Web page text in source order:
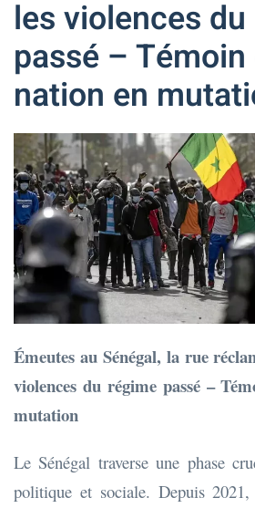
les violences
passé – Témoin
nation en
Émeutes au Sénégal, la rue
violences du régime passé –
mutation
Le Sénégal traverse une phase
politique et sociale. Depuis